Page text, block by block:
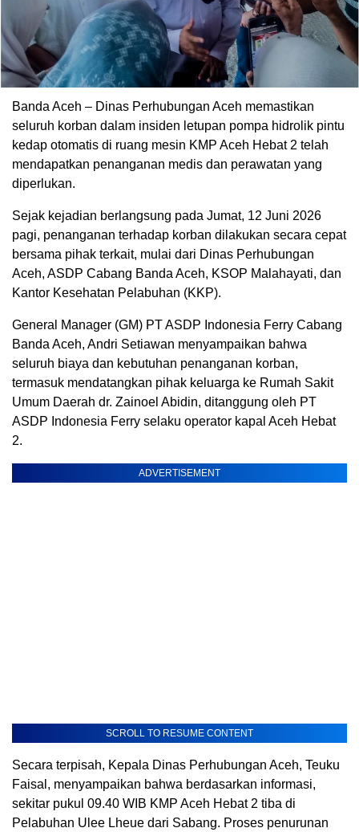
Banda Aceh – Dinas Perhubungan Aceh memastikan
seluruh korban dalam insiden letupan pompa hidrolik pintu
kedap otomatis di ruang mesin KMP Aceh Hebat 2 telah
mendapatkan penanganan medis dan perawatan yang
diperlukan.
Sejak kejadian berlangsung pada Jumat, 12 Juni 2026
pagi, penanganan terhadap korban dilakukan secara cepat
bersama pihak terkait, mulai dari Dinas Perhubungan
Aceh, ASDP Cabang Banda Aceh, KSOP Malahayati, dan
Kantor Kesehatan Pelabuhan (KKP).
General Manager (GM) PT ASDP Indonesia Ferry Cabang
Banda Aceh, Andri Setiawan menyampaikan bahwa
seluruh biaya dan kebutuhan penanganan korban,
termasuk mendatangkan pihak keluarga ke Rumah Sakit
Umum Daerah dr. Zainoel Abidin, ditanggung oleh PT
ASDP Indonesia Ferry selaku operator kapal Aceh Hebat
2.
ADVERTISEMENT
SCROLL TO RESUME CONTENT
Secara terpisah, Kepala Dinas Perhubungan Aceh, Teuku
Faisal, menyampaikan bahwa berdasarkan informasi,
sekitar pukul 09.40 WIB KMP Aceh Hebat 2 tiba di
Pelabuhan Ulee Lheue dari Sabang. Proses penurunan